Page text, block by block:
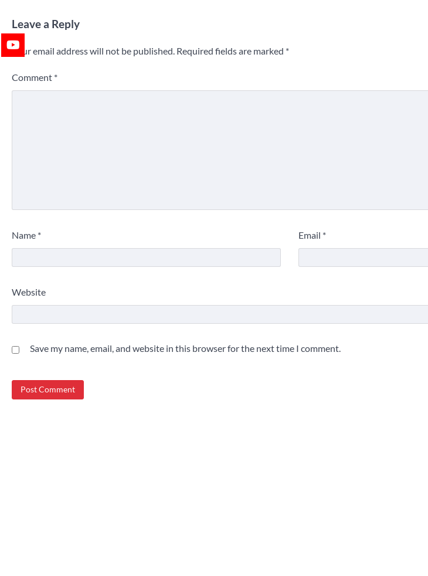
Leave a Reply
Your email address will not be published. Required fields are marked *
Comment *
Name * Email *
Website
Save my name, email, and website in this browser for the next time I comment.